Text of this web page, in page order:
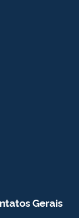
Gerais